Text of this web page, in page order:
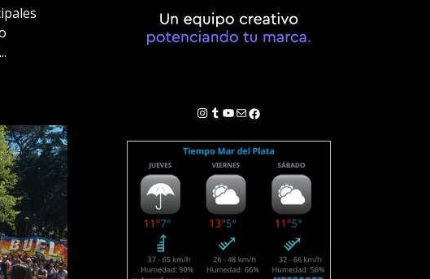
Instagram
Tumblr
YouTube
Correo electrónico
Facebook